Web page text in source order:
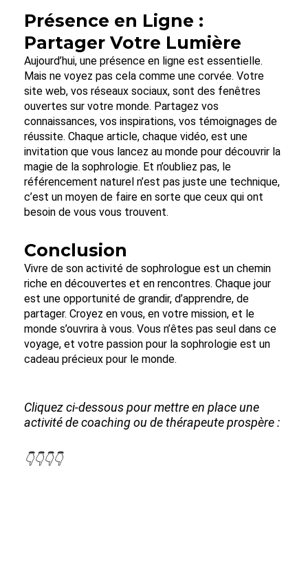
Présence en Ligne :
Partager Votre Lumière
Aujourd’hui, une présence en ligne est essentielle.
Mais ne voyez pas cela comme une corvée. Votre
site web, vos réseaux sociaux, sont des fenêtres
ouvertes sur votre monde. Partagez vos
connaissances, vos inspirations, vos témoignages de
réussite. Chaque article, chaque vidéo, est une
invitation que vous lancez au monde pour découvrir la
magie de la sophrologie. Et n’oubliez pas, le
référencement naturel n’est pas juste une technique,
c’est un moyen de faire en sorte que ceux qui ont
besoin de vous vous trouvent.
Conclusion
Vivre de son activité de sophrologue est un chemin
riche en découvertes et en rencontres. Chaque jour
est une opportunité de grandir, d’apprendre, de
partager. Croyez en vous, en votre mission, et le
monde s’ouvrira à vous. Vous n’êtes pas seul dans ce
voyage, et votre passion pour la sophrologie est un
cadeau précieux pour le monde.
Cliquez ci-dessous pour mettre en place une
activité de coaching ou de thérapeute prospère :
👇👇👇👇